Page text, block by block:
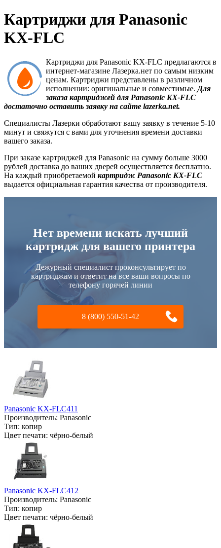
Картриджи для Panasonic
KX-FLC
Картриджи для Panasonic KX-FLC предлагаются в
интернет-магазине Лазерка.нет по самым низким
ценам. Картриджи представлены в различном
исполнении: оригинальные и совместимые. Для
заказа картриджей для Panasonic KX-FLC
достаточно оставить заявку на сайте lazerka.net.
Специалисты Лазерки обработают вашу заявку в течение 5-10
минут и свяжутся с вами для уточнения времени доставки
вашего заказа.
При заказе картриджей для Panasonic на сумму больше 3000
рублей доставка до ваших дверей осуществляется бесплатно.
На каждый приобретаемой картридж Panasonic KX-FLC
выдается официальная гарантия качества от производителя.
Нет времени искать лучший
картридж для вашего принтера
Дежурный специалист проконсультирует по
картриджам и ответит на все ваши вопросы по
телефону горячей линии
8 (800) 550-51-42
Panasonic KX-FLC411
Производитель: Panasonic
Тип: копир
Цвет печати: чёрно-белый
Panasonic KX-FLC412
Производитель: Panasonic
Тип: копир
Цвет печати: чёрно-белый